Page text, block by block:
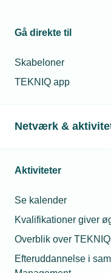
Gå direkte til
Skabeloner
TEKNIQ app
Netværk &
Aktiviteter
Se kalender
Kvalifikationer giver
Overblik over
Efteruddannelse i
sving, siger
opmuntring
Relaterede
21. aug.